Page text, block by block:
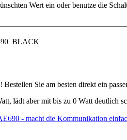
Wert ein oder benutze die
Sie am besten direkt ein
lädt aber mit bis zu 0 Watt deutlich
- macht die Kommunikation